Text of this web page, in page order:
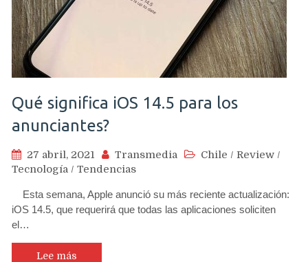
Qué significa iOS 14.5 para los
anunciantes?
27 abril, 2021 Transmedia Chile / Review /
Tecnología / Tendencias
Esta semana, Apple anunció su más reciente actualización:
iOS 14.5, que requerirá que todas las aplicaciones soliciten
el…
Lee más